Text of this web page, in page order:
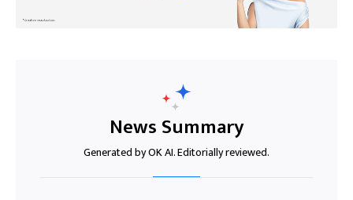
News Summary
Generated by OK AI. Editorially reviewed.